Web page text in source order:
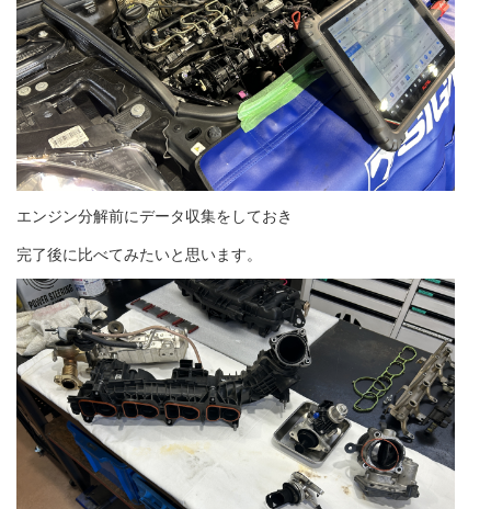
エンジン分解前にデータ収集をしておき
完了後に比べてみたいと思います。